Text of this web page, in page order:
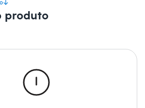
❤
86cm / Cintura: 63cm / Quadril: 94cm.
↓
algodão
produto